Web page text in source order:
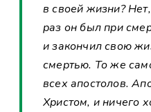
в своей жизни?
раз он был при
и закончил свою
смертью. То же
всех апостолов.
Христом, и ничего